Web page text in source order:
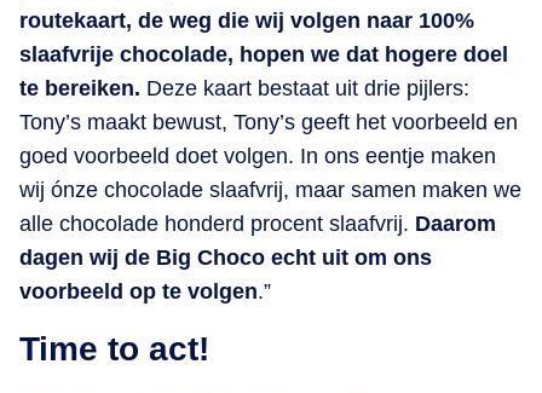
routekaart, de weg die wij volgen naar 100%
slaafvrije chocolade, hopen we dat hogere doel
te bereiken. Deze kaart bestaat uit drie pijlers:
Tony’s maakt bewust, Tony’s geeft het voorbeeld en
goed voorbeeld doet volgen. In ons eentje maken
wij ónze chocolade slaafvrij, maar samen maken we
alle chocolade honderd procent slaafvrij. Daarom
dagen wij de Big Choco echt uit om ons
voorbeeld op te volgen.”
Time to act!